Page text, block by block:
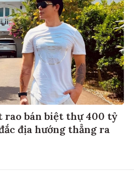
rao bán biệt thự 400 tỷ
địa hướng thẳng ra